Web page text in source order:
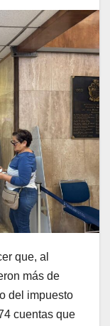
que, al
más de
del impuesto
cuentas que